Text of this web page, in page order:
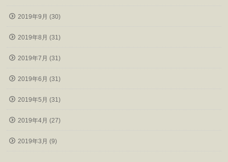
2019年9月 (30)
2019年8月 (31)
2019年7月 (31)
2019年6月 (31)
2019年5月 (31)
2019年4月 (27)
2019年3月 (9)